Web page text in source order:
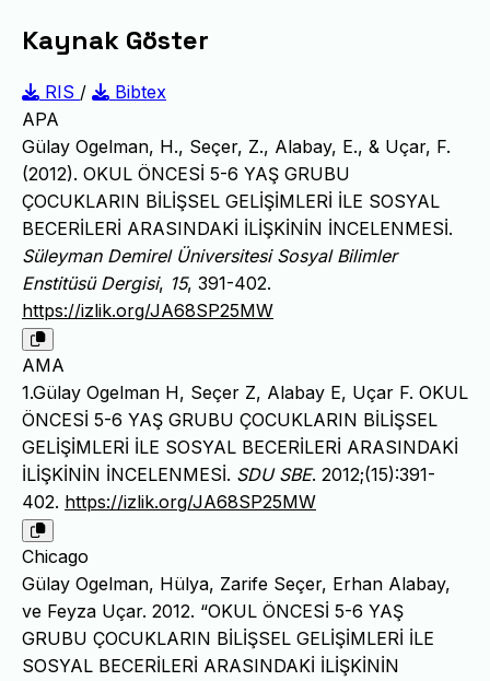
Kaynak Göster
RIS /
Bibtex
APA
Gülay Ogelman, H., Seçer, Z., Alabay, E., & Uçar, F.
(2012). OKUL ÖNCESİ 5-6 YAŞ GRUBU
ÇOCUKLARIN BİLİŞSEL GELİŞİMLERİ İLE SOSYAL
BECERİLERİ ARASINDAKİ İLİŞKİNİN İNCELENMESİ.
Süleyman Demirel Üniversitesi Sosyal Bilimler
Enstitüsü Dergisi, 15, 391-402.
https://izlik.org/JA68SP25MW
AMA
1.Gülay Ogelman H, Seçer Z, Alabay E, Uçar F. OKUL
ÖNCESİ 5-6 YAŞ GRUBU ÇOCUKLARIN BİLİŞSEL
GELİŞİMLERİ İLE SOSYAL BECERİLERİ ARASINDAKİ
İLİŞKİNİN İNCELENMESİ. SDU SBE. 2012;(15):391-
402. https://izlik.org/JA68SP25MW
Chicago
Gülay Ogelman, Hülya, Zarife Seçer, Erhan Alabay,
ve Feyza Uçar. 2012. “OKUL ÖNCESİ 5-6 YAŞ
GRUBU ÇOCUKLARIN BİLİŞSEL GELİŞİMLERİ İLE
SOSYAL BECERİLERİ ARASINDAKİ İLİŞKİNİN